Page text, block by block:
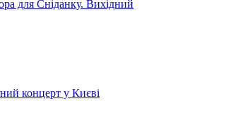
для Сніданку. Вихідний
концерт у Києві